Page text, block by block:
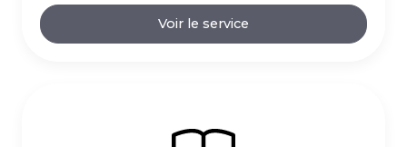
Voir le service